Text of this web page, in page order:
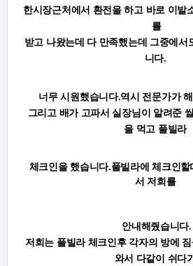
한시장근처에서 환전을 하고 바로 이발
를
받고 나왔는데 다 만족했는데 그중에서
니다.
너무 시원했습니다.역시 전문가가
그리고 배가 고파서 실장님이 알려준
을 먹고 풀빌라
체크인을 했습니다.풀빌라에 체크인
서 저희를
안내해줬습니다.
저희는 풀빌라 체크인후 각자의 방에
와서 다같이 쉬다